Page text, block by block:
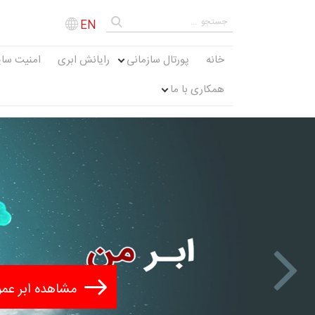
EN
خانه پورتال سازمانی رایانش ابری
امنیت
همکاری با ما
Next